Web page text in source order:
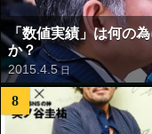
「数値実績」は何の
か？
2015 .4.5 日
8